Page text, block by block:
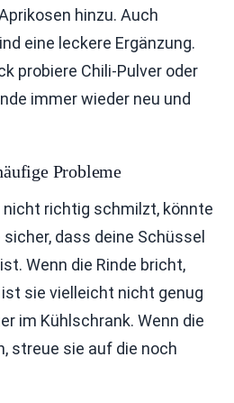
hinzu. Auch
eine leckere Ergänzung.
probiere Chili-Pulver oder
immer wieder neu und
Probleme
nicht richtig schmilzt, könnte
dass deine Schüssel
Wenn die Rinde bricht,
sie vielleicht nicht genug
im Kühlschrank. Wenn die
streue sie auf die noch